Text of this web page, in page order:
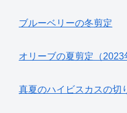
ブルーベリーの冬剪定
オリーブの夏剪定（2023
真夏のハイビスカスの切